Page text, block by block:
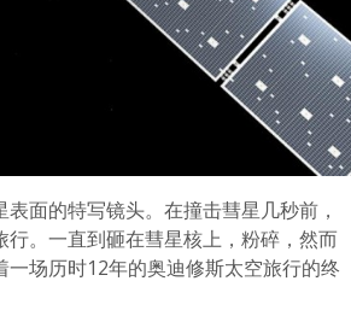
面的特写镜头。在撞击彗星几秒前，
。一直到砸在彗星核上，粉碎，然而
场历时12年的奥迪修斯太空旅行的终